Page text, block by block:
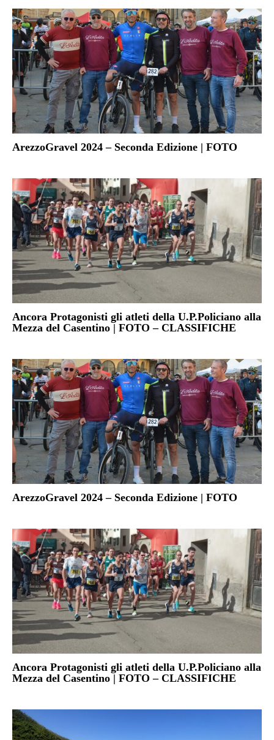
ArezzoGravel 2024 – Seconda Edizione | FOTO
Ancora Protagonisti gli atleti della U.P.Policiano alla
Mezza del Casentino | FOTO – CLASSIFICHE
ArezzoGravel 2024 – Seconda Edizione | FOTO
Ancora Protagonisti gli atleti della U.P.Policiano alla
Mezza del Casentino | FOTO – CLASSIFICHE